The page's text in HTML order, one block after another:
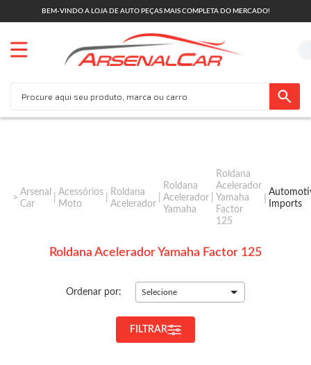
BEM-VINDO A LOJA DE AUTO PEÇAS MAIS COMPLETA DO MERCADO!
Arsenal
Car
Acessórios
Moto
Roldana
Acelerador
Roldana
Acelerador
Yamaha
Roldana
Acelerador
Yamaha
Factor
125
Imports
Roldana Acelerador Yamaha Factor 125
Ordenar por: Selecione
FILTRAR